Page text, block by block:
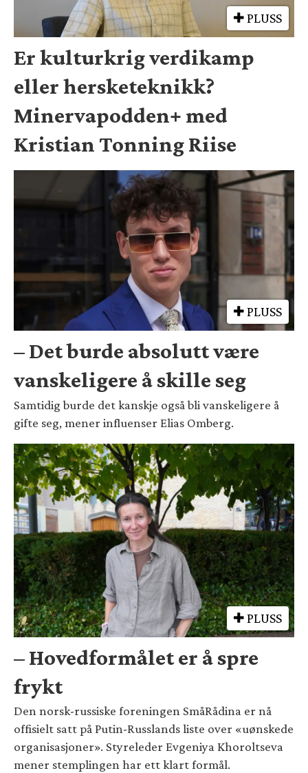
PLUSS
Er kulturkrig verdikamp
eller hersketeknikk?
Minervapodden+ med
Kristian Tonning Riise
PLUSS
– Det burde absolutt være
vanskeligere å skille seg
Samtidig burde det kanskje også bli vanskeligere å
gifte seg, mener influenser Elias Omberg.
PLUSS
– Hovedformålet er å spre
frykt
Den norsk-russiske foreningen SmåRådina er nå
offisielt satt på Putin-Russlands liste over «uønskede
organisasjoner». Styreleder Evgeniya Khoroltseva
mener stemplingen har ett klart formål.